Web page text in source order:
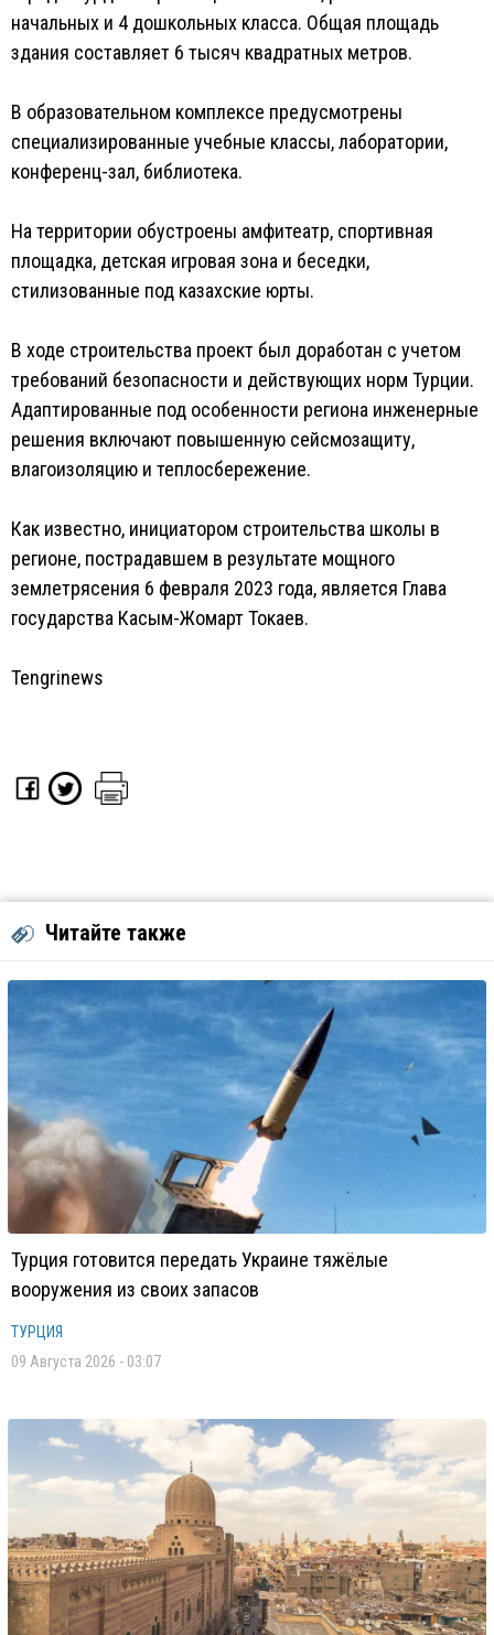
начальных и 4 дошкольных класса. Общая площадь
здания составляет 6 тысяч квадратных метров.
В образовательном комплексе предусмотрены
специализированные учебные классы, лаборатории,
конференц-зал, библиотека.
На территории обустроены амфитеатр, спортивная
площадка, детская игровая зона и беседки,
стилизованные под казахские юрты.
В ходе строительства проект был доработан с учетом
требований безопасности и действующих норм Турции.
Адаптированные под особенности региона инженерные
решения включают повышенную сейсмозащиту,
влагоизоляцию и теплосбережение.
Как известно, инициатором строительства школы в
регионе, пострадавшем в результате мощного
землетрясения 6 февраля 2023 года, является Глава
государства Касым-Жомарт Токаев.
Tengrinews
Читайте также
Турция готовится передать Украине тяжёлые
вооружения из своих запасов
ТУРЦИЯ
09 Августа 2026 - 03:07